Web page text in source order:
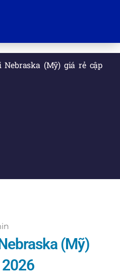
(Mỹ) giá rẻ cập
(Mỹ)